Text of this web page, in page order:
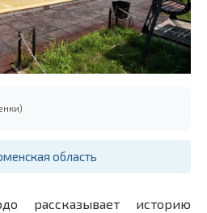
область
рассказывает историю